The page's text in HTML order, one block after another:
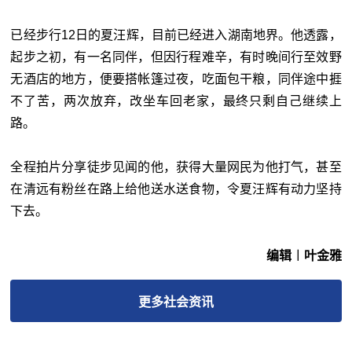
已经步行12日的夏汪辉，目前已经进入湖南地界。他透露，
起步之初，有一名同伴，但因行程难辛，有时晚间行至效野
无酒店的地方，便要搭帐篷过夜，吃面包干粮，同伴途中捱
不了苦，两次放弃，改坐车回老家，最终只剩自己继续上
路。
全程拍片分享徒步见闻的他，获得大量网民为他打气，甚至
在清远有粉丝在路上给他送水送食物，令夏汪辉有动力坚持
下去。
编辑︱叶金雅
更多社会资讯